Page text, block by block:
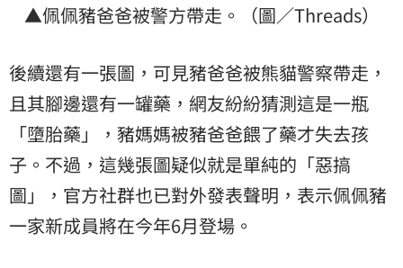
▲佩佩豬爸爸被警方帶走。（圖／Threads）
後續還有一張圖，可見豬爸爸被熊貓警察帶走，
且其腳邊還有一罐藥，網友紛紛猜測這是一瓶
「墮胎藥」，豬媽媽被豬爸爸餵了藥才失去孩
子。不過，這幾張圖疑似就是單純的「惡搞
圖」，官方社群也已對外發表聲明，表示佩佩豬
一家新成員將在今年6月登場。